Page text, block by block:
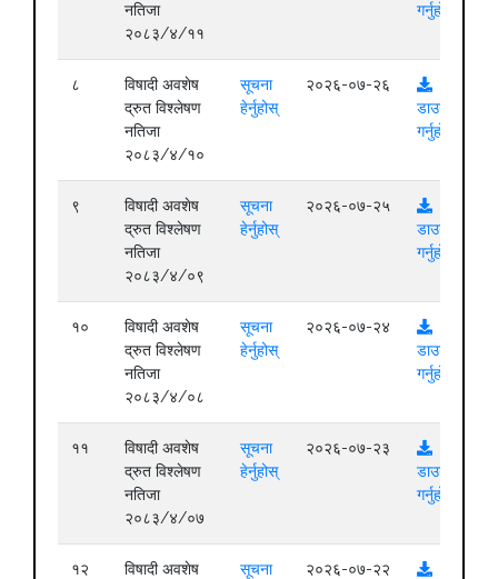
नतिजा
२०८३/४/११
गर्नुहोस्
८
विषादी अवशेष
द्रुत विश्लेषण
नतिजा
२०८३/४/१०
सूचना
हेर्नुहोस्
२०२६-०७-२६
डाउनलोड
गर्नुहोस्
९
विषादी अवशेष
द्रुत विश्लेषण
नतिजा
२०८३/४/०९
सूचना
हेर्नुहोस्
२०२६-०७-२५
डाउनलोड
गर्नुहोस्
१०
विषादी अवशेष
द्रुत विश्लेषण
नतिजा
२०८३/४/०८
सूचना
हेर्नुहोस्
२०२६-०७-२४
डाउनलोड
गर्नुहोस्
११
विषादी अवशेष
द्रुत विश्लेषण
नतिजा
२०८३/४/०७
सूचना
हेर्नुहोस्
२०२६-०७-२३
डाउनलोड
गर्नुहोस्
१२
विषादी अवशेष
सूचना
२०२६-०७-२२